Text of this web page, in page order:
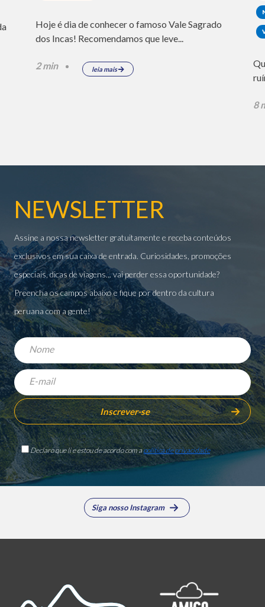
Hoje é dia de conhecer o famoso Vale Sagrado
dos Incas! Recomendamos que leve...
2 min leia mais
8
NEWSLETTER
Assine a nossa newsletter gratuitamente e receba conteúdos
exclusivos em sua caixa de entrada. Curiosidades, promoções
especiais, dicas de viagens... vai perder essa oportunidade?
Preencha os campos abaixo e fique por dentro da cultura
peruana com a gente!
Declaro que li e estou de acordo com a política de privacidade
Siga nosso Instagram